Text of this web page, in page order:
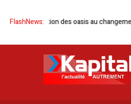
FlashNews:
des oasis au changement climatique